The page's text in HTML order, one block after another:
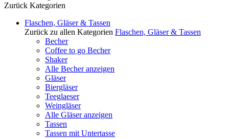
Zurück Kategorien
Flaschen, Gläser & Tassen
Zurück zu allen Kategorien Flaschen, Gläser & Tassen
Becher
Coffee to go Becher
Shaker
Alle Becher anzeigen
Gläser
Biergläser
Teeglaeser
Weingläser
Alle Gläser anzeigen
Tassen
Tassen mit Untertasse